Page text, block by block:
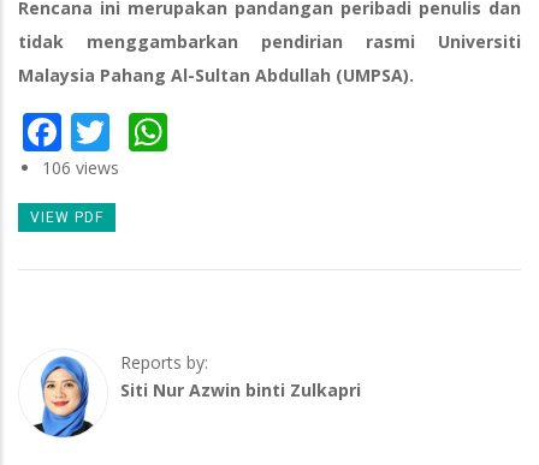
Rencana ini merupakan pandangan peribadi penulis dan
tidak menggambarkan pendirian rasmi Universiti
Malaysia Pahang Al-Sultan Abdullah (UMPSA).
Facebook
Twitter
106 views
VIEW PDF
Reports by:
Siti Nur Azwin binti Zulkapri